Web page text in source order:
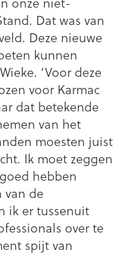
Dat was van
Deze nieuwe
kunnen
‘Voor deze
voor Karmac
dat betekende
van het
moesten juist
Ik moet zeggen
hebben
van de
ik er tussenuit
over te
spijt van